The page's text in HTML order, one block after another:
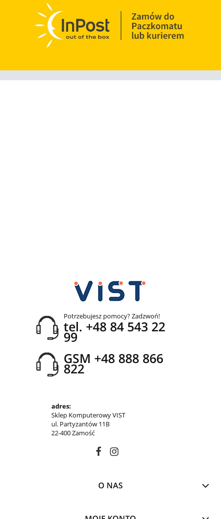
Potrzebujesz pomocy? Zadzwoń!
tel. +48 84 543 22
99
GSM +48 888 866
822
adres:
Sklep Komputerowy VIST
ul. Partyzantów 11B
22-400 Zamość
O NAS